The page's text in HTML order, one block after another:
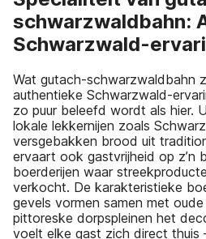
schwarzwaldbahn:
Schwarzwald-
Wat gutach-schwarzwaldbahn
authentieke Schwarzwald-
zo puur beleefd wordt als hier.
lokale lekkernijen zoals
versgebakken brood uit
ervaart ook gastvrijheid op z’n
boerderijen waar
verkocht. De karakteristieke
gevels vormen samen met
pittoreske dorpspleinen het
voelt elke gast zich direct thuis